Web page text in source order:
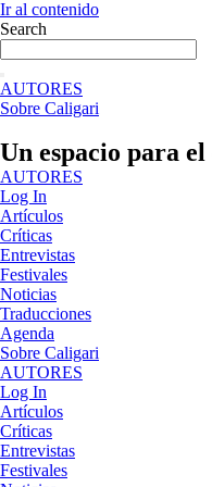
Ir al contenido
Search
AUTORES
Sobre Caligari
Un espacio para
AUTORES
Log In
Artículos
Críticas
Entrevistas
Festivales
Noticias
Traducciones
Agenda
Sobre Caligari
AUTORES
Log In
Artículos
Críticas
Entrevistas
Festivales